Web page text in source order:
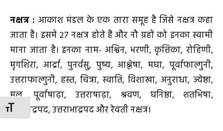
TOGGLE FONT SIZE
नक्षत्र : आकाश मंडल के एक तारा समूह है जिसे नक्षत्र कहा
जाता है। इसमें 27 नक्षत्र होते हैं और नौ ग्रहों को इनका स्वामी
माना जाता है। इनका नाम- अश्विन, भरणी, कृत्तिका, रोहिणी,
मृगशिरा, आर्द्रा, पुनर्वसु, पुष्य, आश्लेषा, मघा, पूर्वाफाल्गुनी,
उत्तराफाल्गुनी, हस्त, चित्रा, स्वाति, विशाखा, अनुराधा, ज्येष्ठा,
मूल, पूर्वाषाढ़ा, उत्तराषाढ़ा, श्रवण, घनिष्ठा, शतभिषा,
पूर्वाभाद्रपद, उत्तराभाद्रपद और रेवती नक्षत्र।